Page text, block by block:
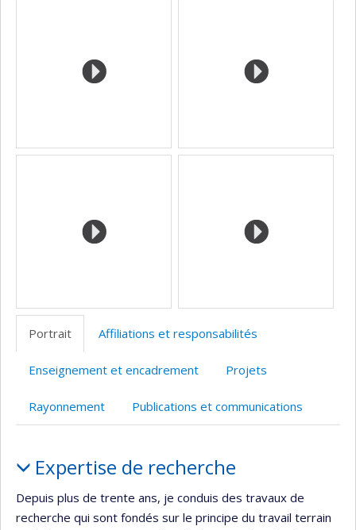
Portrait Affiliations et responsabilités
Enseignement et encadrement Projets
Rayonnement Publications et communications
Expertise de recherche
Depuis plus de trente ans, je conduis des travaux de
recherche qui sont fondés sur le principe du travail terrain